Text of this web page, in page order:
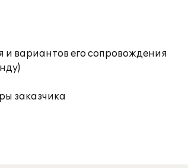
и вариантов его сопровождения
заказчика